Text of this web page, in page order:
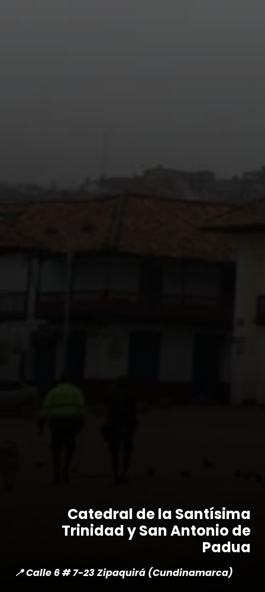
Catedral de la Santísima
Trinidad y San Antonio de
Padua
📍 Calle 6 # 7-23 Zipaquirá (Cundinamarca)